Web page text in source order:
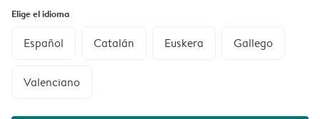
Elige el idioma
Español Catalán Euskera Gallego
Valenciano